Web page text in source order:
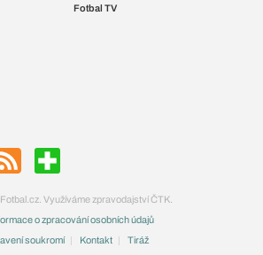
Fotbal TV
Využíváme zpravodajství ČTK.
o zpracování osobních údajů
soukromí Kontakt Tiráž